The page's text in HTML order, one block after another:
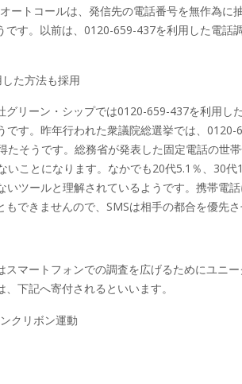
ートコールは、発信先の電話番号を無作為に
です。以前は、0120-659-437を利用した電話
た方法も採用
リーン・シップでは0120-659-437を利用し
です。昨年行われた衆議院総選挙では、
たそうです。総務省が発表した固定電話の世
いことになります。なかでも20代5.1％、30
いツールと理解されているようです。携帯電
できませんので、SMSは相手の都合を優先
スマートフォンでの調査を広げるためにユニ
下記へ寄付されるといいます。
クリボン運動